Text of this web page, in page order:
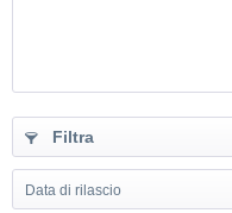
Filtra
Data di rilascio